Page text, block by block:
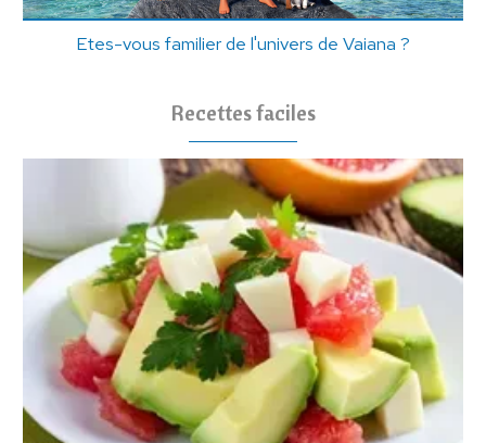
Etes-vous familier de l'univers de Vaiana ?
Recettes faciles